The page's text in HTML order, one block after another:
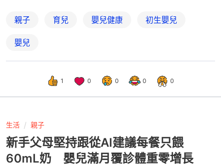
親子 育兒 嬰兒健康 初生嬰兒
嬰兒
1 0 0 0 0
生活 親子
新手父母堅持跟從AI建議每餐只餵
60mL奶 嬰兒滿月覆診體重零增長